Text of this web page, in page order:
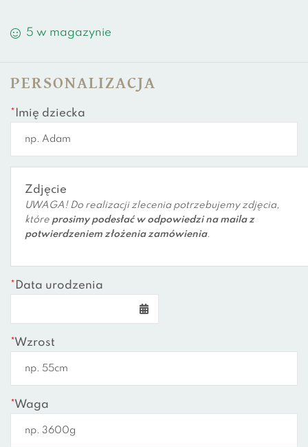
5 w magazynie
PERSONALIZACJA
* Imię dziecka
Zdjęcie
UWAGA! Do realizacji zlecenia potrzebujemy zdjęcia,
które prosimy podesłać w odpowiedzi na maila z
potwierdzeniem złożenia zamówienia.
* Data urodzenia
*Wzrost
*Waga